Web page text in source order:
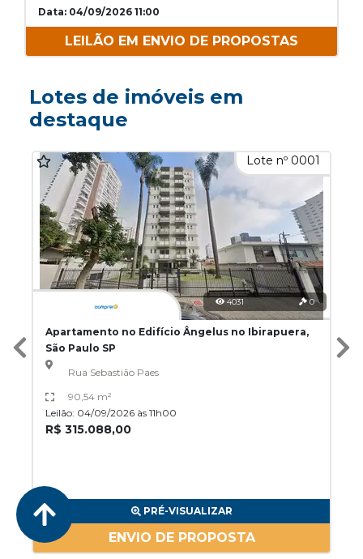
Data: 04/09/2026 11:00
LEILÃO EM ENVIO DE PROPOSTAS
Lotes de imóveis em
destaque
Lote nº 0001
4031 0
Apartamento no Edifício Ângelus no Ibirapuera,
São Paulo SP
Rua Sebastião Paes
90,54 m²
Leilão: 04/09/2026 às 11h00
R$ 315.088,00
PRÉ-VISUALIZAR
ENVIO DE PROPOSTA